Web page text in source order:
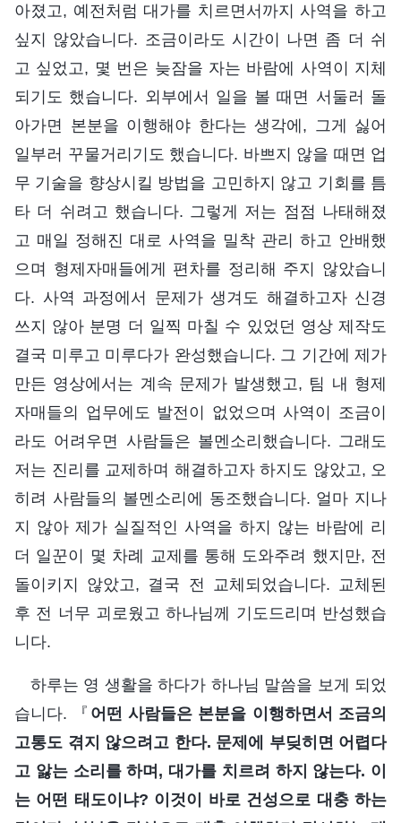
아졌고, 예전처럼 대가를 치르면서까지 사역을 하고
싶지 않았습니다. 조금이라도 시간이 나면 좀 더 쉬
고 싶었고, 몇 번은 늦잠을 자는 바람에 사역이 지체
되기도 했습니다. 외부에서 일을 볼 때면 서둘러 돌
아가면 본분을 이행해야 한다는 생각에, 그게 싫어
일부러 꾸물거리기도 했습니다. 바쁘지 않을 때면 업
무 기술을 향상시킬 방법을 고민하지 않고 기회를 틈
타 더 쉬려고 했습니다. 그렇게 저는 점점 나태해졌
고 매일 정해진 대로 사역을 밀착 관리 하고 안배했
으며 형제자매들에게 편차를 정리해 주지 않았습니
다. 사역 과정에서 문제가 생겨도 해결하고자 신경
쓰지 않아 분명 더 일찍 마칠 수 있었던 영상 제작도
결국 미루고 미루다가 완성했습니다. 그 기간에 제가
만든 영상에서는 계속 문제가 발생했고, 팀 내 형제
자매들의 업무에도 발전이 없었으며 사역이 조금이
라도 어려우면 사람들은 볼멘소리했습니다. 그래도
저는 진리를 교제하며 해결하고자 하지도 않았고, 오
히려 사람들의 볼멘소리에 동조했습니다. 얼마 지나
지 않아 제가 실질적인 사역을 하지 않는 바람에 리
더 일꾼이 몇 차례 교제를 통해 도와주려 했지만, 전
돌이키지 않았고, 결국 전 교체되었습니다. 교체된
후 전 너무 괴로웠고 하나님께 기도드리며 반성했습
니다.
하루는 영 생활을 하다가 하나님 말씀을 보게 되었
습니다. 『 어떤 사람들은 본분을 이행하면서 조금의
고통도 겪지 않으려고 한다. 문제에 부딪히면 어렵다
고 앓는 소리를 하며, 대가를 치르려 하지 않는다. 이
는 어떤 태도이냐? 이것이 바로 건성으로 대충 하는